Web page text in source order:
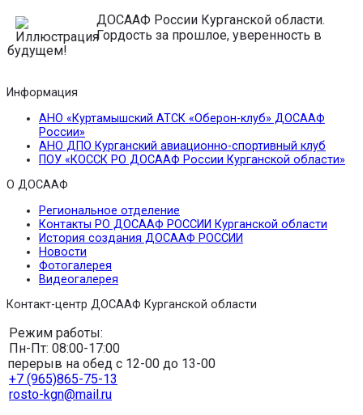
ДОСААФ России Курганской области.
Гордость за прошлое, уверенность в
будущем!
Информация
АНО «Куртамышский АТСК «Оберон-клуб» ДОСААФ
России»
АНО ДПО Курганский авиационно-спортивный клуб
ПОУ «КОССК РО ДОСААФ России Курганской области»
О ДОСААФ
Региональное отделение
Контакты РО ДОСААФ РОССИИ Курганской области
История создания ДОСААФ РОССИИ
Новости
Фотогалерея
Видеогалерея
Контакт-центр ДОСААФ Курганской области
Режим работы:
Пн-Пт: 08:00-17:00
перерыв на обед с 12-00 до 13-00
+7 (965)865-75-13
rosto-kgn@mail.ru